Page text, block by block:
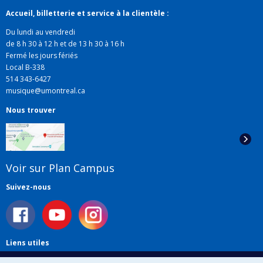
Ana Sokolovic est aussi à l'origine des résidences
d'étudiants en composition auprès des ensembles de
la Faculté de musique.
Accueil, billetterie et service à la clientèle :
Du lundi au vendredi
de 8 h 30 à 12 h et de 13 h 30 à 16 h
Fermé les jours fériés
Local B-338
514 343-6427
musique@umontreal.ca
Nous trouver
Voir sur Plan Campus
Suivez-nous
Liens utiles